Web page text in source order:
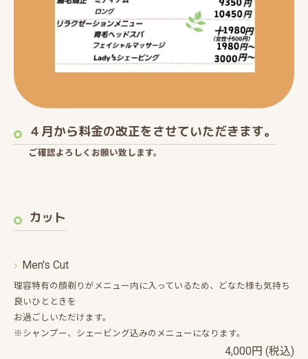
４月から料金の改正をさせていただきます。
ご確認よろしくお願い致します。
カット
Men's Cut
理容特有の顔剃りがメニュー内に入っているため、どなた様も気持ち
良いひとときを
お過ごしいただけます。
※シャンプー、シェービング込みのメニューになります。
4,000円 (税込)